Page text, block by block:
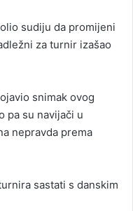
sudiju da promijeni
za turnir izašao
snimak ovog
pa su navijači u
nepravda prema
sastati s danskim